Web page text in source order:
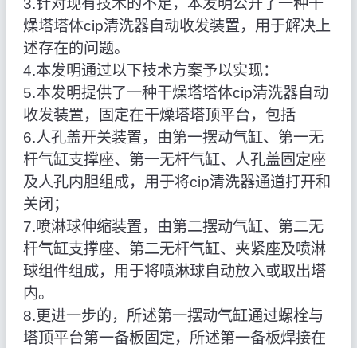
3.针对现有技术的不足，本发明公开了一种干
燥塔塔体cip清洗器自动收发装置，用于解决上
述存在的问题。
4.本发明通过以下技术方案予以实现：
5.本发明提供了一种干燥塔塔体cip清洗器自动
收发装置，固定在干燥塔塔顶平台，包括
6.人孔盖开关装置，由第一摆动气缸、第一无
杆气缸支撑座、第一无杆气缸、人孔盖固定座
及人孔内胆组成，用于将cip清洗器通道打开和
关闭；
7.喷淋球伸缩装置，由第二摆动气缸、第二无
杆气缸支撑座、第二无杆气缸、夹紧座及喷淋
球组件组成，用于将喷淋球自动放入或取出塔
内。
8.更进一步的，所述第一摆动气缸通过螺栓与
塔顶平台第一备板固定，所述第一备板焊接在